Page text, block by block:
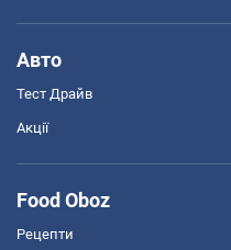
Авто
Тест Драйв
Акції
Food Oboz
Рецепти